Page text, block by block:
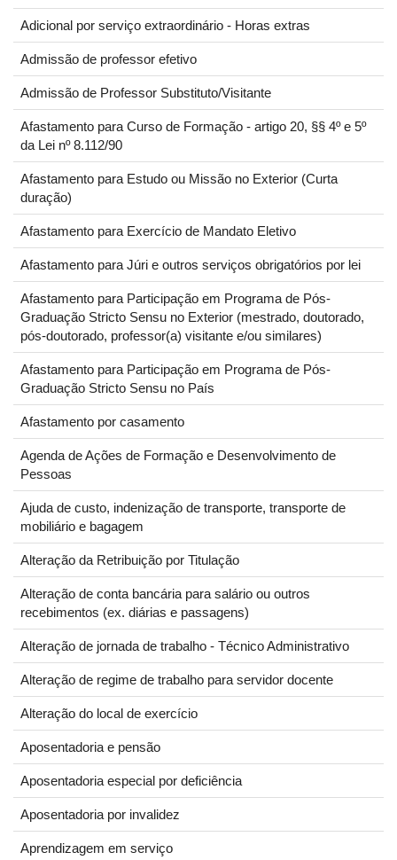
Adicional por serviço extraordinário - Horas extras
Admissão de professor efetivo
Admissão de Professor Substituto/Visitante
Afastamento para Curso de Formação - artigo 20, §§ 4º e 5º
da Lei nº 8.112/90
Afastamento para Estudo ou Missão no Exterior (Curta
duração)
Afastamento para Exercício de Mandato Eletivo
Afastamento para Júri e outros serviços obrigatórios por lei
Afastamento para Participação em Programa de Pós-
Graduação Stricto Sensu no Exterior (mestrado, doutorado,
pós-doutorado, professor(a) visitante e/ou similares)
Afastamento para Participação em Programa de Pós-
Graduação Stricto Sensu no País
Afastamento por casamento
Agenda de Ações de Formação e Desenvolvimento de
Pessoas
Ajuda de custo, indenização de transporte, transporte de
mobiliário e bagagem
Alteração da Retribuição por Titulação
Alteração de conta bancária para salário ou outros
recebimentos (ex. diárias e passagens)
Alteração de jornada de trabalho - Técnico Administrativo
Alteração de regime de trabalho para servidor docente
Alteração do local de exercício
Aposentadoria e pensão
Aposentadoria especial por deficiência
Aposentadoria por invalidez
Aprendizagem em serviço